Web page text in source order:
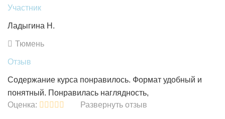
Участник
Ладыгина Н.
Тюмень
Отзыв
Содержание курса понравилось. Формат удобный и
понятный. Понравилась наглядность,
практикоориентированность. Полагаю, получение
Оценка: Развернуть отзыв